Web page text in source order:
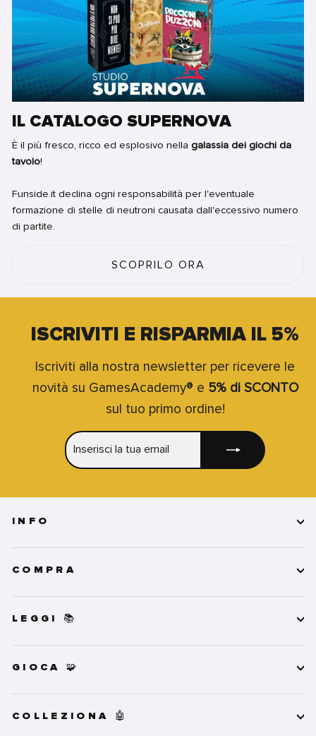
IL CATALOGO SUPERNOVA
È il più fresco, ricco ed esplosivo nella galassia dei giochi da
tavolo!
Funside.it declina ogni responsabilità per l'eventuale
formazione di stelle di neutroni causata dall'eccessivo numero
di partite.
SCOPRILO ORA
ISCRIVITI E RISPARMIA IL 5%
Iscriviti alla nostra newsletter per ricevere le
novità su GamesAcademy® e 5% di SCONTO
sul tuo primo ordine!
LA
INFO
COMPRA
LEGGI 📚
GIOCA 🧩
COLLEZIONA 🤖